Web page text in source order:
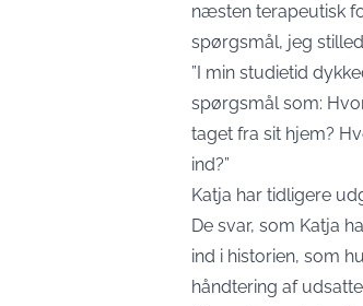
næsten terapeutisk
spørgsmål, jeg
”I min studietid
spørgsmål som:
taget fra sit hjem?
ind?”
Katja har tidligere
De svar, som Katja
ind i historien, som
håndtering af